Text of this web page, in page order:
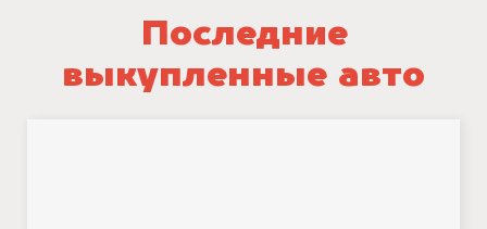
Последние
выкупленные авто